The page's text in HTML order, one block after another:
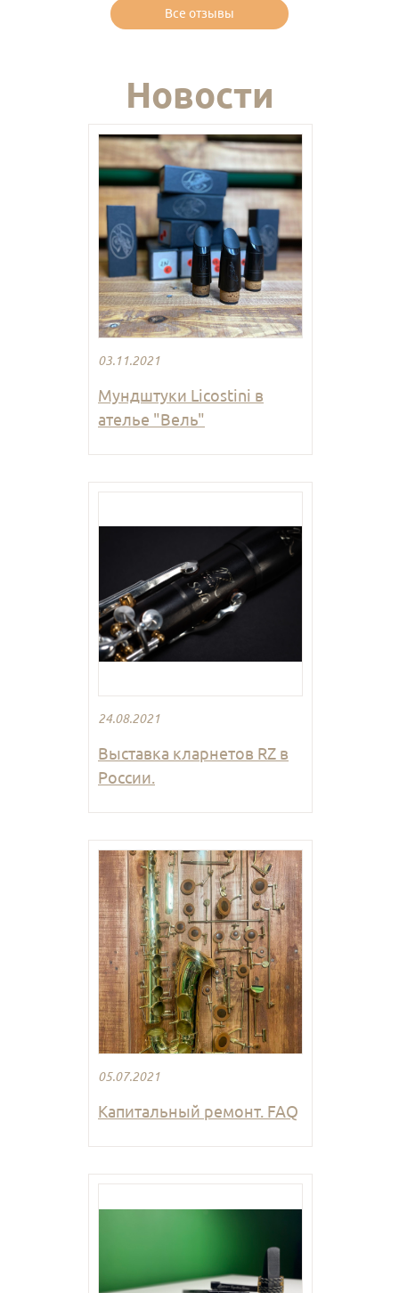
Все отзывы
Новости
03.11.2021
Мундштуки Licostini в
ателье "Вель"
24.08.2021
Выставка кларнетов RZ в
России.
05.07.2021
Капитальный ремонт. FAQ